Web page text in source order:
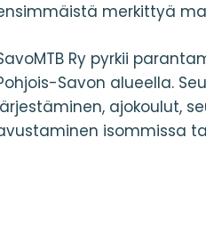
merkittyä
Ry pyrkii
Savon alueella.
ajokoulut,
isommissa